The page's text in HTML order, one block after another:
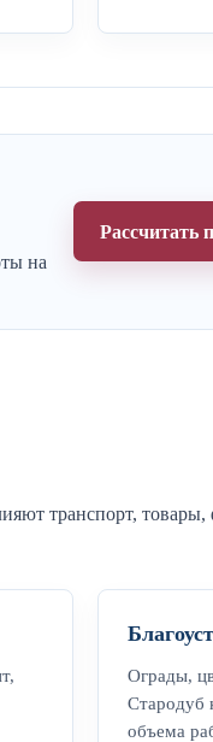
на
Рассчитать
транспорт,
Ограды,
Стародуб
объема